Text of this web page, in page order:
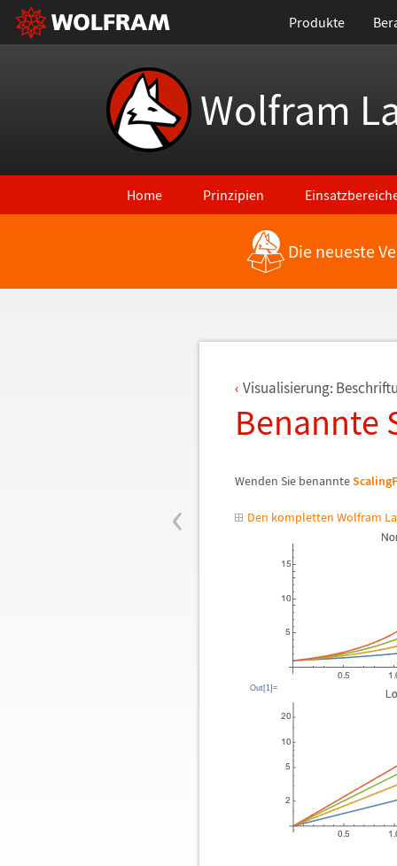
Produkte
Wolfram
Home Prinzipien
Zurück zu den neuesten FeaturesDie neueste
‹
Visualisierung:
Benannte
Wenden Sie benannte
Den kompletten Wolfram
Out[1]=